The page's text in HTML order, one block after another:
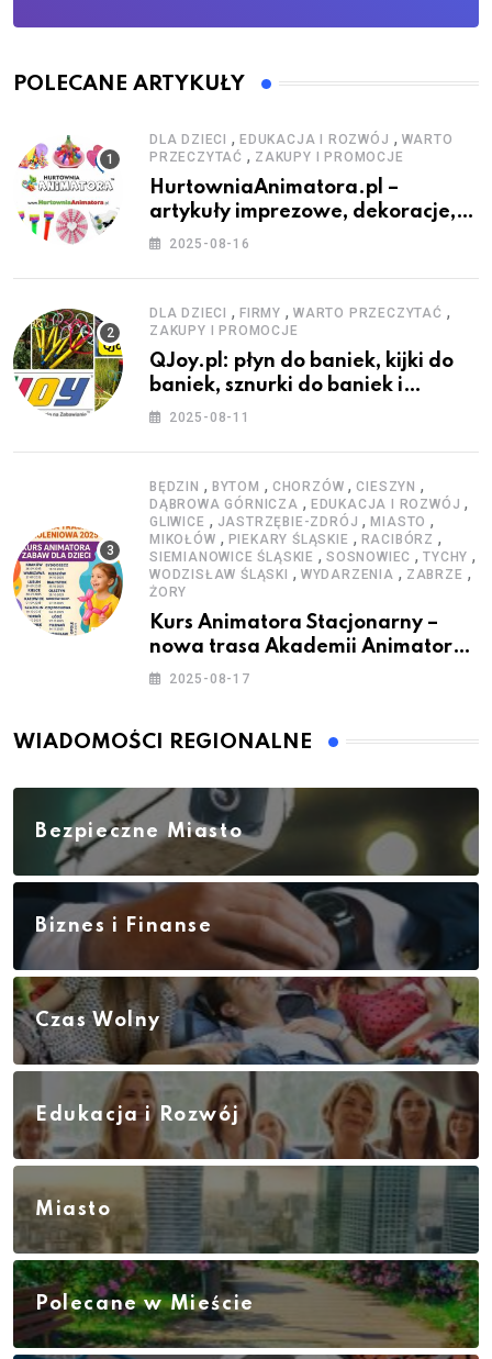
POLECANE ARTYKUŁY
DLA DZIECI , EDUKACJA I ROZWÓJ , WARTO
PRZECZYTAĆ , ZAKUPY I PROMOCJE
HurtowniaAnimatora.pl –
artykuły imprezowe, dekoracje,
stroje i akcesoria dla animatorów
2025-08-16
DLA DZIECI , FIRMY , WARTO PRZECZYTAĆ ,
ZAKUPY I PROMOCJE
QJoy.pl: płyn do baniek, kijki do
baniek, sznurki do baniek i
zestawy do baniek
2025-08-11
BĘDZIN , BYTOM , CHORZÓW ,CIESZYN ,
DĄBROWA GÓRNICZA , EDUKACJA I ROZWÓJ ,
GLIWICE , JASTRZĘBIE-ZDRÓJ ,MIASTO ,
MIKOŁÓW , PIEKARY ŚLĄSKIE , RACIBÓRZ ,
SIEMIANOWICE ŚLĄSKIE ,SOSNOWIEC ,TYCHY ,
WODZISŁAW ŚLĄSKI , WYDARZENIA , ZABRZE ,
ŻORY
Kurs Animatora Stacjonarny –
nowa trasa Akademii Animatora
– jesień 2025
2025-08-17
WIADOMOŚCI REGIONALNE
Bezpieczne Miasto
Biznes i Finanse
Czas Wolny
Edukacja i Rozwój
Miasto
Polecane w Mieście